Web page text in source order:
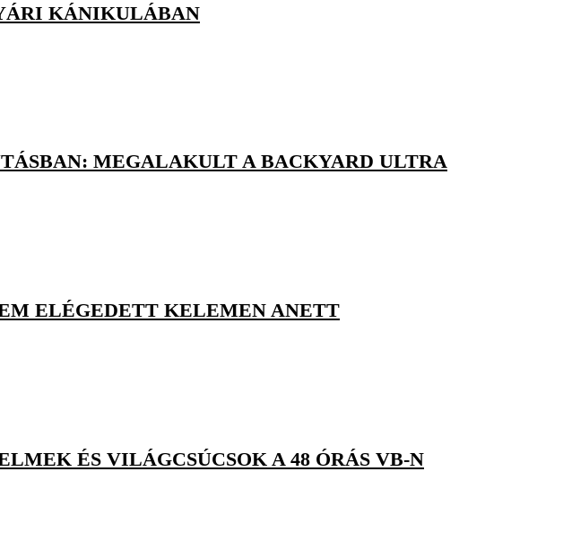
KÁNIKULÁBAN
MEGALAKULT A BACKYARD ULTRA
ELÉGEDETT KELEMEN ANETT
ÉS VILÁGCSÚCSOK A 48 ÓRÁS VB-N